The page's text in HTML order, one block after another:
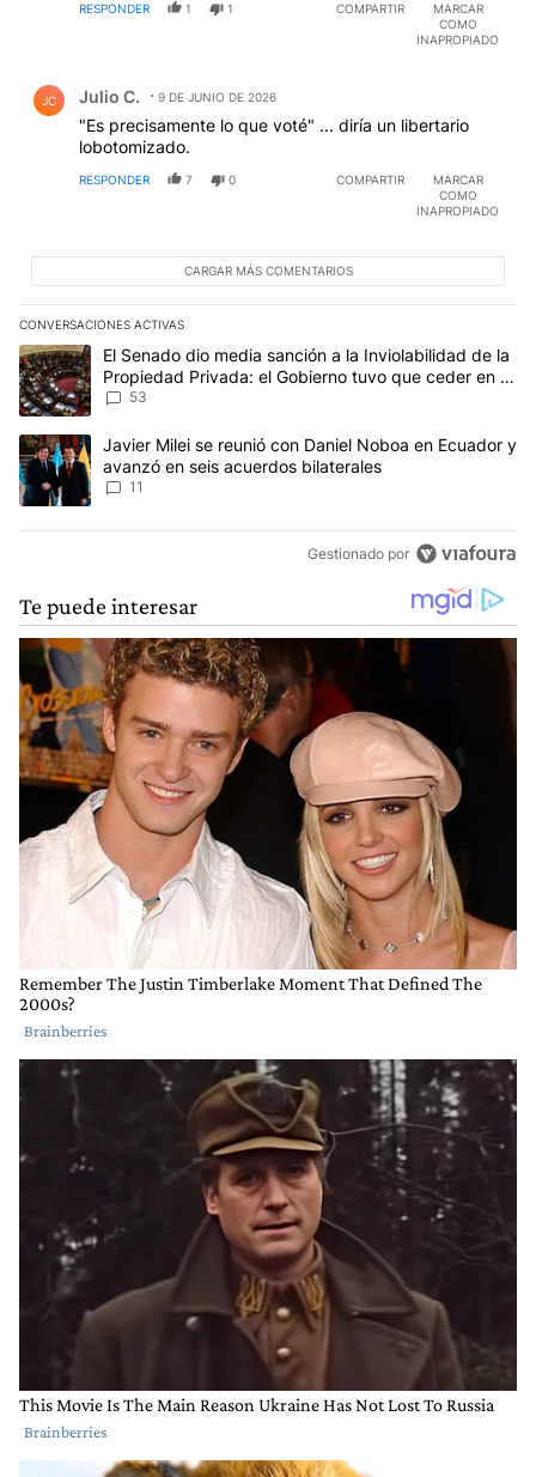
RESPONDER 1 1 COMPARTIR
MARCAR
COMO
INAPROPIADO
JC Julio C. 9 DE JUNIO DE 2026
"Es precisamente lo que voté" ... diría un libertario
lobotomizado.
RESPONDER 7 0 COMPARTIR
MARCAR
COMO
INAPROPIADO
CARGAR MÁS COMENTARIOS
CONVERSACIONES ACTIVAS
Este listado muestra los artículos con más comentarios en los
Un artículo de tendencia con el título "El Senado dio media
El Senado dio media sanción a la Inviolabilidad de la
Propiedad Privada: el Gobierno tuvo que ceder en la
Ley del Manejo del Fuego
53
Un artículo de tendencia con el título "Javier Milei se reunió con
Javier Milei se reunió con Daniel Noboa en Ecuador y
avanzó en seis acuerdos bilaterales
11
Gestionado por